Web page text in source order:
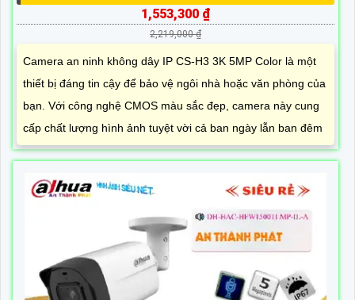
1,553,300 ₫
2,219,000 ₫
Camera an ninh không dây IP CS-H3 3K 5MP Color là một
thiết bị đáng tin cậy để bảo vệ ngôi nhà hoặc văn phòng của
bạn. Với công nghệ CMOS màu sắc đẹp, camera này cung
cấp chất lượng hình ảnh tuyệt vời cả ban ngày lẫn ban đêm